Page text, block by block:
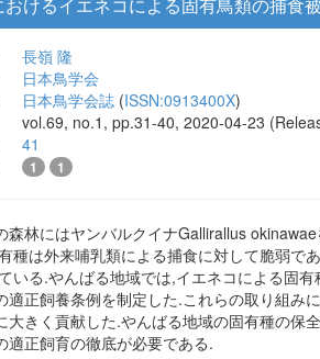
長嶺 隆
日本鳥学会
日本鳥学会誌 (ISSN:0913400X)
vol.69, no.1, pp.31-40, 2020-04-23
41
1 1
森林にはヤンバルクイナGallirallus
種は外来哺乳類による捕食に対して脆弱
いる.やんばる地域では,イエネコによる固
適正飼養条例を制定した.これらの取り組
大きく貢献した.やんばる地域の固有種の
適正飼育の徹底が必要である.